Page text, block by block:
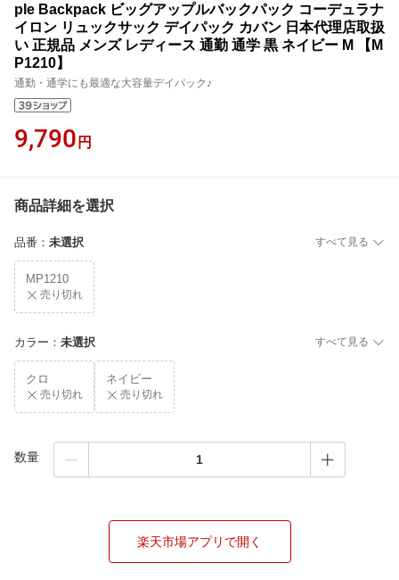
ple Backpack ビッグアップルバックパック コーデュラナ
イロン リュックサック デイパック カバン 日本代理店取扱
い 正規品 メンズ レディース 通勤 通学 黒 ネイビー M 【M
P1210】
通勤・通学にも最適な大容量デイパック♪
9,790 円
商品詳細を選択
品番 ： 未選択 すべて見る
MP1210
売り切れ
カラー ： 未選択 すべて見る
クロ
売り切れ
ネイビー
売り切れ
数量
楽天市場アプリで開く